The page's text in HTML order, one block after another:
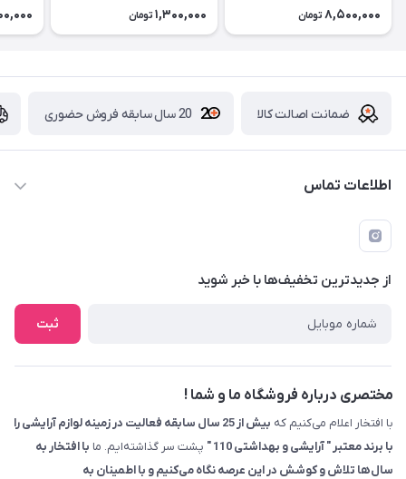
8,500,000 تومان 1,300,000 تومان
ضمانت اصالت کالا 20 سال سابقه فروش حضوری
اطلاعات تماس
09229839700 - 08338354666
info@cosmetics110.com
کرمانشاه ، بلوار نوبهار ، بین کوی ۱۱۰ و ۱۱۲ ، آرایشی و بهداشتی ۱۱۰
از جدید‌ترین تخفیف‌ها با‌ خبر شوید
ثبت
مختصری درباره فروشگاه ما و شما !
با افتخار اعلام می‌کنیم که
بیش از 25 سال سابقه فعالیت در زمینه لوازم آرایشی را
با برند معتبر " آرایشی و بهداشتی 110 "
پشت سر گذاشته‌ایم. ما با افتخار به
سال‌ها تلاش و کوشش در این عرصه نگاه می‌کنیم و با اطمینان به